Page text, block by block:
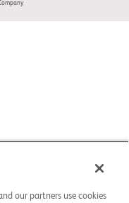
our partners use cookies